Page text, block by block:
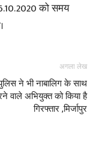
को समय
अगला लेख
ने भी नाबालिग के साथ
वाले अभियुक्त को किया है
गिरफ्तार ,मिर्जापुर